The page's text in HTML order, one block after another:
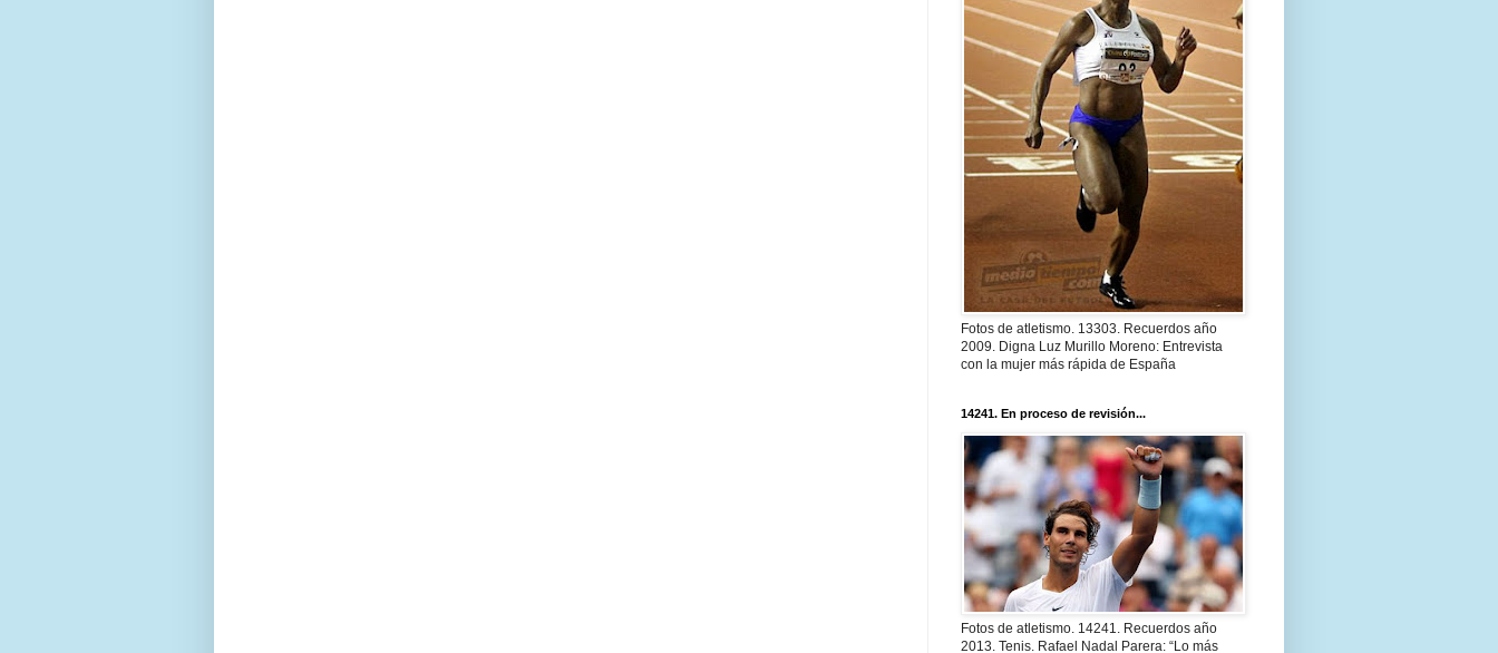
Fotos de atletismo. 13303. Recuerdos año
2009. Digna Luz Murillo Moreno: Entrevista
con la mujer más rápida de España
14241. En proceso de revisión...
Fotos de atletismo. 14241. Recuerdos año
2013. Tenis. Rafael Nadal Parera: “Lo más